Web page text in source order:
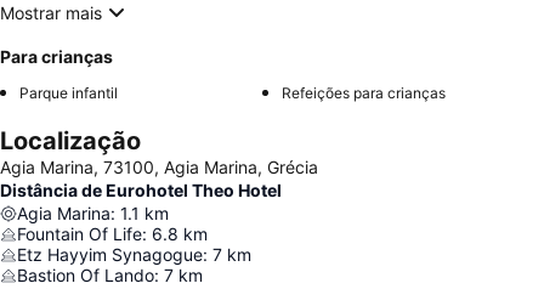
Mostrar mais
Para crianças
Parque infantil Refeições para crianças
Localização
Agia Marina, 73100, Agia Marina, Grécia
Distância de Eurohotel Theo Hotel
Agia Marina: 1.1 km
Fountain Of Life: 6.8 km
Etz Hayyim Synagogue: 7 km
Bastion Of Lando: 7 km